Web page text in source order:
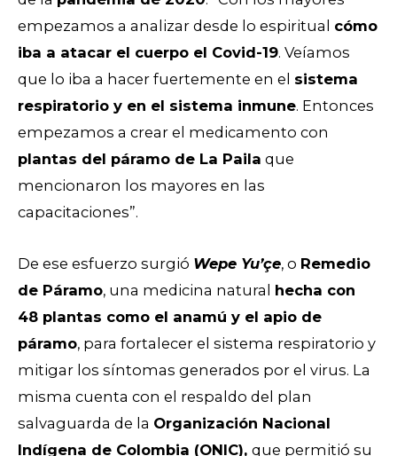
empezamos a analizar desde lo espiritual cómo
iba a atacar el cuerpo el Covid-19. Veíamos
que lo iba a hacer fuertemente en el sistema
respiratorio y en el sistema inmune. Entonces
empezamos a crear el medicamento con
plantas del páramo de La Paila que
mencionaron los mayores en las
capacitaciones”.
De ese esfuerzo surgió Wepe Yu’çe, o Remedio
de Páramo, una medicina natural hecha con
48 plantas como el anamú y el apio de
páramo, para fortalecer el sistema respiratorio y
mitigar los síntomas generados por el virus. La
misma cuenta con el respaldo del plan
salvaguarda de la Organización Nacional
Indígena de Colombia (ONIC), que permitió su